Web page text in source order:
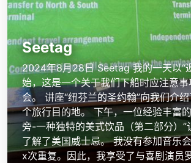
Seetag
2024年8月28日 Seetag 我的一天以“
始，这是一个关于我们下船时应注意
会。 讲座“纽芬兰的圣约翰”向我们介
个旅行目的地。 下午，一位经验丰富
旁-一种独特的美式饮品（第二部分）”
了解了美国威士忌。 我没有参加音乐
x次重复。因此，我享受了与喜剧演员